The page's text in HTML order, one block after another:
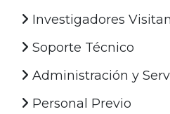
Investigadores
Soporte Técnico
Administración y
Personal Previo